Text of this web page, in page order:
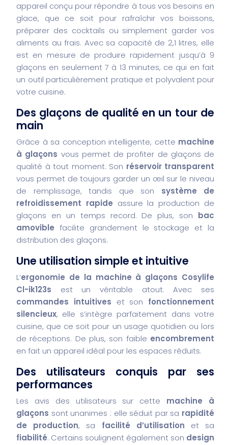
appareil conçu pour répondre à tous vos besoins en
glace, que ce soit pour rafraîchir vos boissons,
préparer des cocktails ou simplement garder vos
aliments au frais. Avec sa capacité de 2,1 litres, elle
est en mesure de produire rapidement jusqu’à 9
glaçons en seulement 7 à 13 minutes, ce qui en fait
un outil particulièrement pratique et polyvalent pour
votre cuisine.
Des glaçons de qualité en un tour de
main
Grâce à sa conception intelligente, cette machine
à glaçons vous permet de profiter de glaçons de
qualité à tout moment. Son réservoir transparent
vous permet de toujours garder un œil sur le niveau
de remplissage, tandis que son système de
refroidissement rapide assure la production de
glaçons en un temps record. De plus, son bac
amovible facilite grandement le stockage et la
distribution des glaçons.
Une utilisation simple et intuitive
L’ergonomie de la machine à glaçons Cosylife
Cl-ik123s est un véritable atout. Avec ses
commandes intuitives et son fonctionnement
silencieux, elle s’intègre parfaitement dans votre
cuisine, que ce soit pour un usage quotidien ou lors
de réceptions. De plus, son faible encombrement
en fait un appareil idéal pour les espaces réduits.
Des utilisateurs conquis par ses
performances
Les avis des utilisateurs sur cette machine à
glaçons sont unanimes : elle séduit par sa rapidité
de production, sa facilité d’utilisation et sa
fiabilité. Certains soulignent également son design